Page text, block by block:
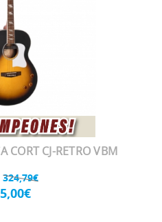
CORT CJ-RETRO VBM
324,79€